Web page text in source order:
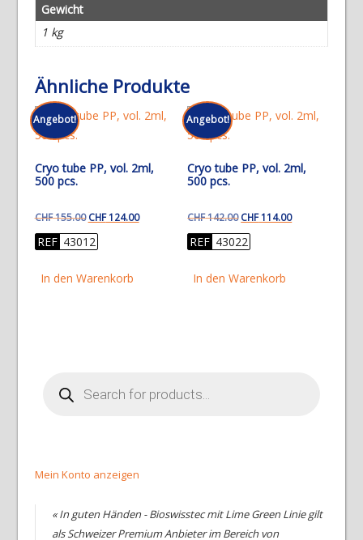
Gewicht
1 kg
Ähnliche Produkte
Angebot!
Cryo tube PP, vol. 2ml,
500 pcs.
CHF155.00 Ursprünglicher
Preis
CHF 155.00
CHF124.00Aktueller
REF 43012
In den Warenkorb
Angebot!
Cryo tube PP, vol. 2ml,
500 pcs.
CHF142.00 Ursprünglicher
Preis
CHF 142.00
CHF114.00Aktueller
REF 43022
In den Warenkorb
search
Mein Konto anzeigen
« In guten Händen - Bioswisstec mit Lime Green Linie gilt
als Schweizer Premium Anbieter im Bereich von